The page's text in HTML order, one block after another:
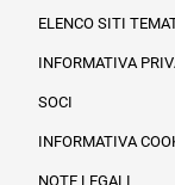
ELENCO SITI
INFORMATIVA
SOCI
INFORMATIVA
NOTE LEGALI